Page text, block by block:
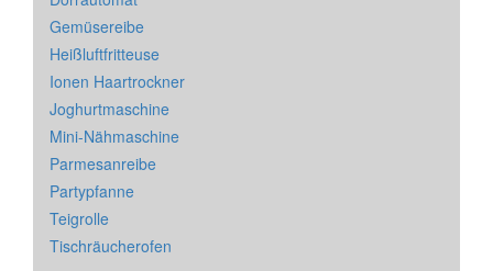
Gemüsereibe
Heißluftfritteuse
Ionen Haartrockner
Joghurtmaschine
Mini-Nähmaschine
Parmesanreibe
Partypfanne
Teigrolle
Tischräucherofen